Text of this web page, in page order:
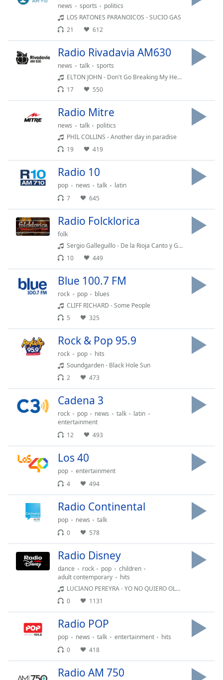
Descriptions
descriptions
Subtitles
subtitles
off,
selected
Picture-
in-
Picture
modal
dialog
window.
cancel
close
Color
Opacity
Color
Opacity
Area
Background
Opacity
news sports
politics
LOS RATONES PARANOICOS - SUCIO GAS
21
612
Radio Rivadavia AM630
news talk
sports
ELTON JOHN - Don't Go Breaking My Heart (Ft. Kiki Dee)
17
550
Radio Mitre
news talk
politics
PHIL COLLINS - Another day in paradise
19
419
Radio 10
pop news talk
latin
7
645
Radio Folcklorica
folk
Sergio Galleguillo - De la Rioja Canto y Guitarrero
10
449
Blue 100.7 FM
rock pop
blues
CLIFF RICHARD - Some People
5
325
Rock & Pop 95.9
rock pop
hits
Soundgarden - Black Hole Sun
2
473
Cadena 3
rock pop news talk
latin
entertainment
12
493
Los 40
pop
entertainment
4
494
Radio Continental
pop news
talk
0
578
Radio Disney
dance rock pop
children
adult contemporary
hits
LUCIANO PEREYRA - YO NO QUIERO OLVIDARTE
0
1131
Radio POP
pop news talk entertainment
hits
0
418
Radio AM 750